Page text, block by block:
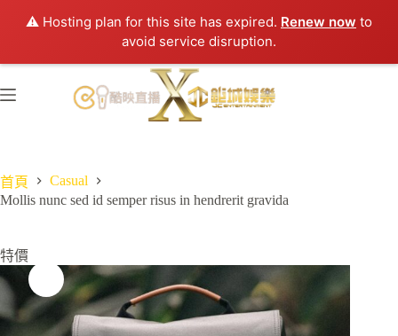
⚠️ Hosting plan for this site has expired. Renew now to
avoid service disruption.
至
容
首頁
Casual
Mollis nunc sed id semper risus in hendrerit gravida
特價